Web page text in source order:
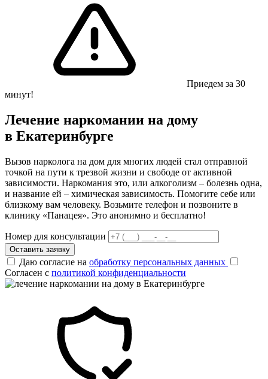
Приедем за 30
минут!
Лечение наркомании на дому
в Екатеринбурге
Вызов нарколога на дом для многих людей стал отправной
точкой на пути к трезвой жизни и свободе от активной
зависимости. Наркомания это, или алкоголизм – болезнь одна,
и название ей – химическая зависимость. Помогите себе или
близкому вам человеку. Возьмите телефон и позвоните в
клинику «Панацея». Это анонимно и бесплатно!
Номер для консультации
Оставить заявку
Даю согласие на обработку персональных данных
Согласен с политикой конфиденциальности